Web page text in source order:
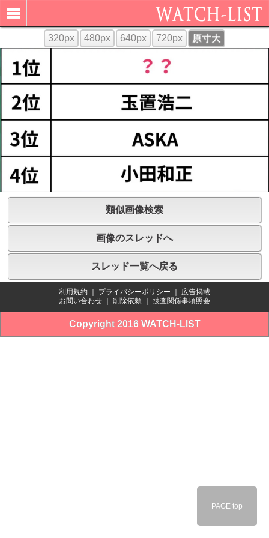
320px 480px 640px 720px 原寸大
類似画像検索
画像のスレッドへ
スレッド一覧へ戻る
利用規約 ｜ プライバシーポリシー ｜ 広告掲載
お問い合わせ ｜ 削除依頼 ｜ 捜査関係事項照会
Copyright 2016 WATCH-LIST
PAGE top